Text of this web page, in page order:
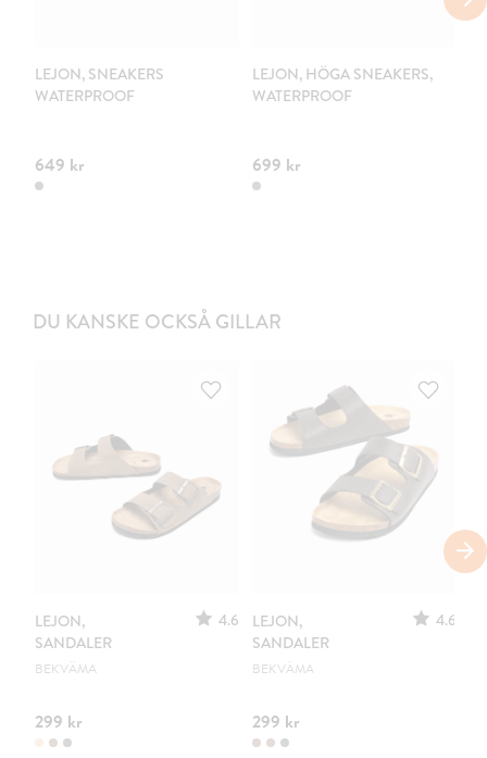
LEJON, SNEAKERS
WATERPROOF
649 kr
LEJON, HÖGA SNEAKERS,
WATERPROOF
699 kr
DU KANSKE OCKSÅ GILLAR
LEJON,
SANDALER
4.6
BEKVÄMA
299 kr
LEJON,
SANDALER
4.6
BEKVÄMA
299 kr